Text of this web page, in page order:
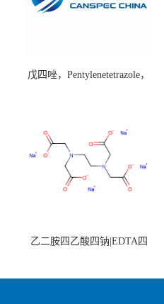
戊四唑，Pentylenetetrazole，
乙二胺四乙酸四钠|EDTA四